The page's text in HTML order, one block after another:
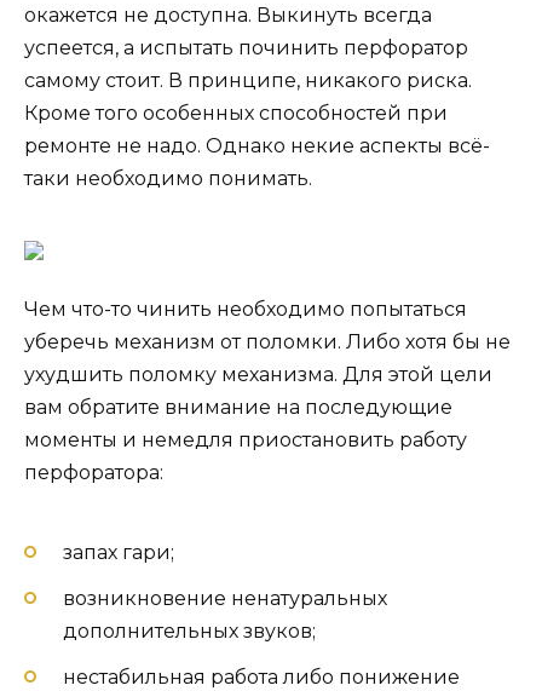
окажется не доступна. Выкинуть всегда
успеется, а испытать починить перфоратор
самому стоит. В принципе, никакого риска.
Кроме того особенных способностей при
ремонте не надо. Однако некие аспекты всё-
таки необходимо понимать.
Чем что-то чинить необходимо попытаться
уберечь механизм от поломки. Либо хотя бы не
ухудшить поломку механизма. Для этой цели
вам обратите внимание на последующие
моменты и немедля приостановить работу
перфоратора:
запах гари;
возникновение ненатуральных
дополнительных звуков;
нестабильная работа либо понижение